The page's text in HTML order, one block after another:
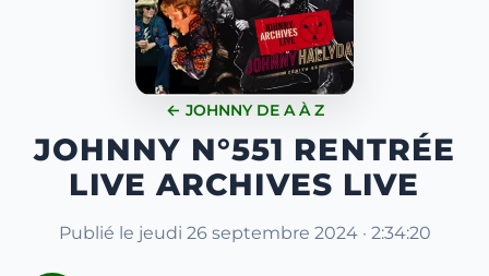
← JOHNNY DE A À Z
JOHNNY N°551 RENTRÉE
LIVE ARCHIVES LIVE
Publié le jeudi 26 septembre 2024 · 2:34:20